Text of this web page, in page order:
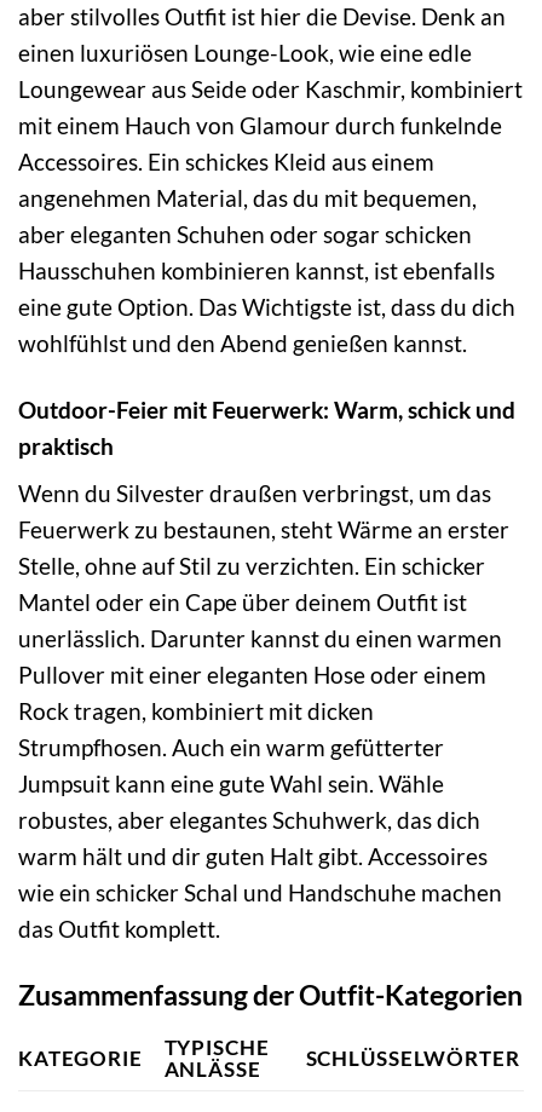
aber stilvolles Outfit ist hier die Devise. Denk an
einen luxuriösen Lounge-Look, wie eine edle
Loungewear aus Seide oder Kaschmir, kombiniert
mit einem Hauch von Glamour durch funkelnde
Accessoires. Ein schickes Kleid aus einem
angenehmen Material, das du mit bequemen,
aber eleganten Schuhen oder sogar schicken
Hausschuhen kombinieren kannst, ist ebenfalls
eine gute Option. Das Wichtigste ist, dass du dich
wohlfühlst und den Abend genießen kannst.
Outdoor-Feier mit Feuerwerk: Warm, schick und
praktisch
Wenn du Silvester draußen verbringst, um das
Feuerwerk zu bestaunen, steht Wärme an erster
Stelle, ohne auf Stil zu verzichten. Ein schicker
Mantel oder ein Cape über deinem Outfit ist
unerlässlich. Darunter kannst du einen warmen
Pullover mit einer eleganten Hose oder einem
Rock tragen, kombiniert mit dicken
Strumpfhosen. Auch ein warm gefütterter
Jumpsuit kann eine gute Wahl sein. Wähle
robustes, aber elegantes Schuhwerk, das dich
warm hält und dir guten Halt gibt. Accessoires
wie ein schicker Schal und Handschuhe machen
das Outfit komplett.
Zusammenfassung der Outfit-Kategorien
KATEGORIE
TYPISCHE
ANLÄSSE
SCHLÜSSELWÖRTER